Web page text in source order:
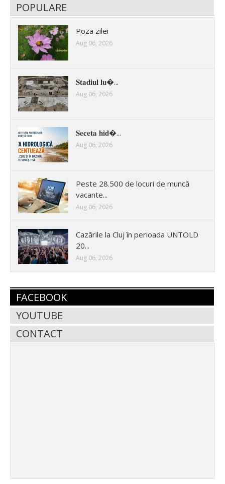
POPULARE
Poza zilei
Aug 06, 2026
𝐒𝐭𝐚𝐝𝐢𝐮𝐥 𝐥𝐮�...
Aug 06, 2026
𝐒𝐞𝐜𝐞𝐭𝐚 𝐡𝐢𝐝�...
Aug 06, 2026
Peste 28.500 de locuri de muncă
vacante...
Aug 06, 2026
Cazările la Cluj în perioada UNTOLD
20...
Aug 06, 2026
FACEBOOK
YOUTUBE
CONTACT